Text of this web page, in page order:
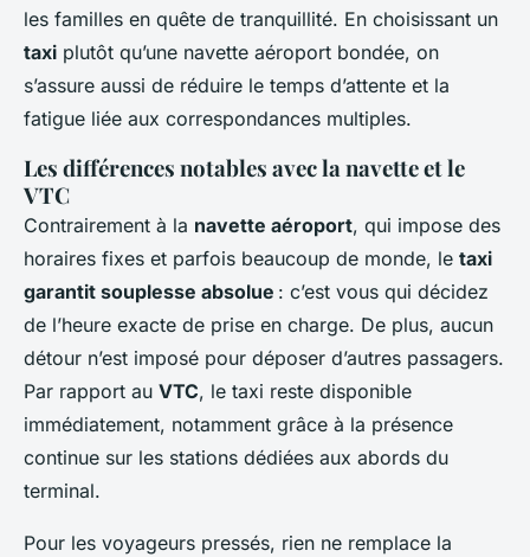
les familles en quête de tranquillité. En choisissant un
taxi plutôt qu’une navette aéroport bondée, on
s’assure aussi de réduire le temps d’attente et la
fatigue liée aux correspondances multiples.
Les différences notables avec la navette et le
VTC
Contrairement à la navette aéroport, qui impose des
horaires fixes et parfois beaucoup de monde, le taxi
garantit souplesse absolue : c’est vous qui décidez
de l’heure exacte de prise en charge. De plus, aucun
détour n’est imposé pour déposer d’autres passagers.
Par rapport au VTC, le taxi reste disponible
immédiatement, notamment grâce à la présence
continue sur les stations dédiées aux abords du
terminal.
Pour les voyageurs pressés, rien ne remplace la